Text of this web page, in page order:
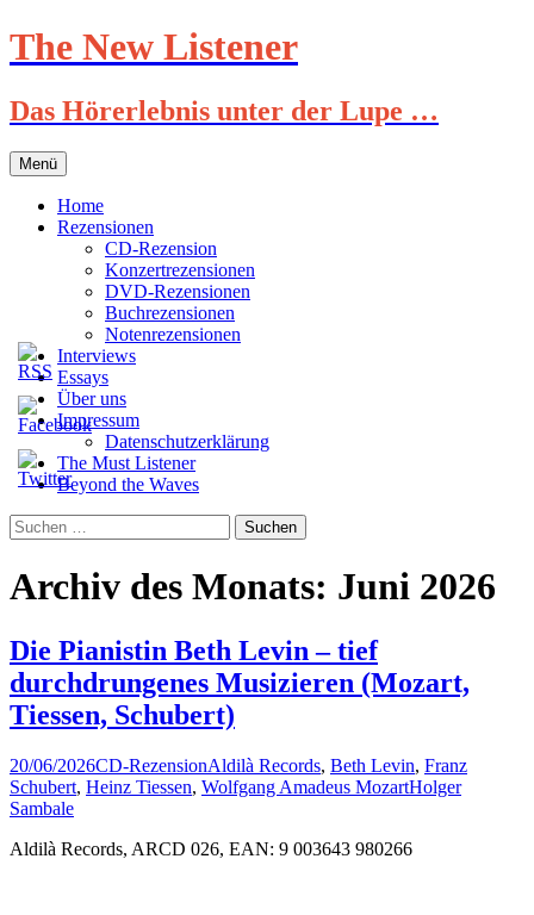
Zum
Inhalt
The New Listener
Das Hörerlebnis unter der Lupe …
Menü
Home
Rezensionen
CD-Rezension
Konzertrezensionen
DVD-Rezensionen
Buchrezensionen
Notenrezensionen
Interviews
Essays
Über uns
Impressum
Datenschutzerklärung
The Must Listener
Beyond the Waves
Suchen
nach:
Archiv des Monats: Juni 2026
Die Pianistin Beth Levin – tief
durchdrungenes Musizieren (Mozart,
Tiessen, Schubert)
20/06/2026CD-RezensionAldilà Records, Beth Levin, Franz
Schubert, Heinz Tiessen, Wolfgang Amadeus MozartHolger
Sambale
Aldilà Records, ARCD 026, EAN: 9 003643 980266